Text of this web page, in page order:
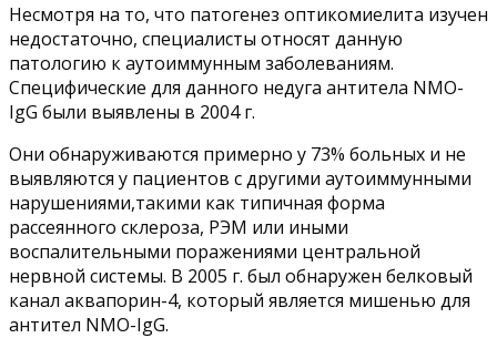
Несмотря на то, что патогенез оптикомиелита изучен
недостаточно, специалисты относят данную
патологию к аутоиммунным заболеваниям.
Специфические для данного недуга антитела NMO-
IgG были выявлены в 2004 г.
Они обнаруживаются примерно у 73% больных и не
выявляются у пациентов с другими аутоиммунными
нарушениями,такими как типичная форма
рассеянного склероза, РЭМ или иными
воспалительными поражениями центральной
нервной системы. В 2005 г. был обнаружен белковый
канал аквапорин-4, который является мишенью для
антител NMO-IgG.